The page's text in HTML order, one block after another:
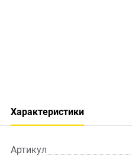
Характеристики
Артикул